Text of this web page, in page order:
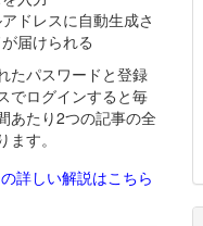
ドレスに自動生成さ
届けられる
たパスワードと登録
でログインすると毎
あたり2つの記事の全
す。
詳しい解説はこちら